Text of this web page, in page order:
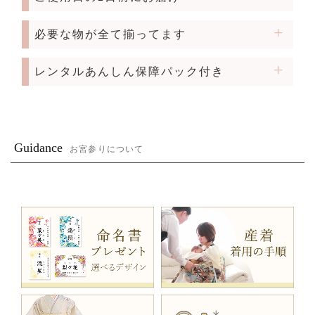
必要な物が全て揃ってます
レンタルあんしん保障パック付き
Guidance お宮参りについて